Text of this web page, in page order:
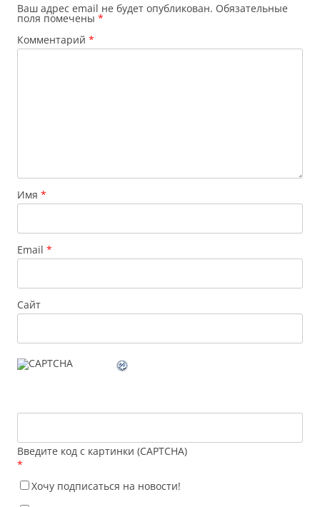
Ваш адрес email не будет опубликован. Обязательные
поля помечены *
Комментарий *
Имя *
Email *
Сайт
Введите код с картинки (CAPTCHA)
*
Хочу подписаться на новости!